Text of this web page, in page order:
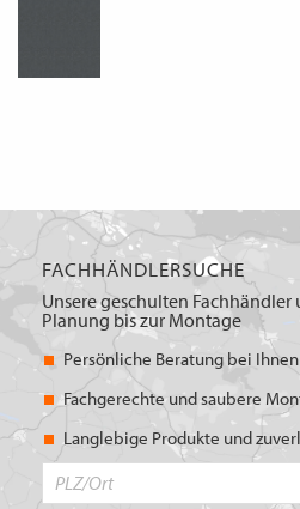
FACHHÄNDLERSUCHE
Unsere geschulten
Planung bis zur Montage
Persönliche Beratung bei
Fachgerechte und saubere
Langlebige Produkte und